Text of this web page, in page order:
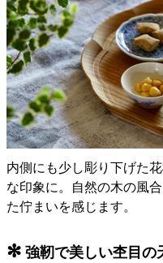
内側にも少し彫り下げた
な印象に。自然の木の風
た佇まいを感じます。
✻ 強靭で美しい杢目の